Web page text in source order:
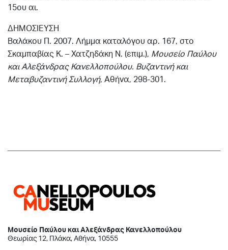
15ου αι.
ΔΗΜΟΣΙΕΥΣΗ
Βαλάκου Π. 2007. Λήμμα καταλόγου αρ. 167, στο
Σκαμπαβίας Κ. – Χατζηδάκη Ν. (επιμ.), Μουσείο Παύλου
και Αλεξάνδρας Κανελλοπούλου. Βυζαντινή και
Μεταβυζαντινή Συλλογή, Αθήνα, 298-301.
Μουσείο Παύλου και Αλεξάνδρας Κανελλοπούλου
Θεωρίας 12, Πλάκα, Αθήνα, 10555